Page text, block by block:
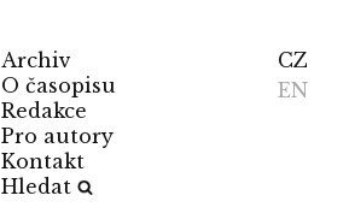
Archiv
O časopisu
Redakce
Pro autory
Kontakt
Hledat
CZ
EN